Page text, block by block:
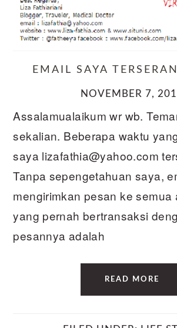
EMAIL SAYA
NOVEMBER 7,
Assalamualaikum wr wb.
sekalian. Beberapa waktu
saya lizafathia@yahoo.com
Tanpa sepengetahuan saya,
mengirimkan pesan ke semua
yang pernah bertransaksi
pesannya adalah
READ MORE